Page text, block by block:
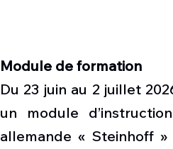
Module de formation
Du 23 juin au 2 juillet
un module
allemande « Steinhoff